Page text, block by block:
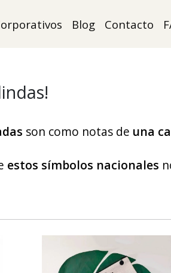
Blog Contacto
son como notas de una
estos símbolos nacionales